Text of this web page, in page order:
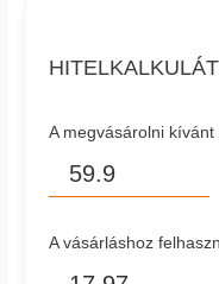
A megvásárolni
A vásárláshoz